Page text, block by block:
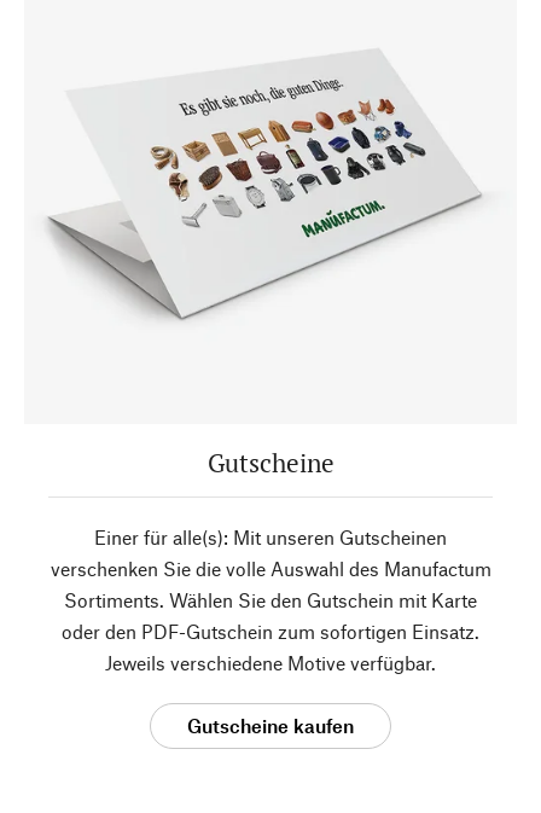
Gutscheine
Einer für alle(s): Mit unseren Gutscheinen
verschenken Sie die volle Auswahl des Manufactum
Sortiments. Wählen Sie den Gutschein mit Karte
oder den PDF-Gutschein zum sofortigen Einsatz.
Jeweils verschiedene Motive verfügbar.
Gutscheine kaufen